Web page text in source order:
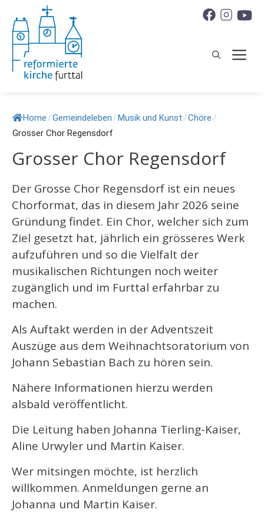
zum
Inhalt
Home /Gemeindeleben /Musik und Kunst /Chöre /
Grosser Chor Regensdorf
Grosser Chor Regensdorf
Der Grosse Chor Regensdorf ist ein neues
Chorformat, das in diesem Jahr 2026 seine
Gründung findet. Ein Chor, welcher sich zum
Ziel gesetzt hat, jährlich ein grösseres Werk
aufzuführen und so die Vielfalt der
musikalischen Richtungen noch weiter
zugänglich und im Furttal erfahrbar zu
machen.
Als Auftakt werden in der Adventszeit
Auszüge aus dem Weihnachtsoratorium von
Johann Sebastian Bach zu hören sein.
Nähere Informationen hierzu werden
alsbald veröffentlicht.
Die Leitung haben Johanna Tierling-Kaiser,
Aline Urwyler und Martin Kaiser.
Wer mitsingen möchte, ist herzlich
willkommen. Anmeldungen gerne an
Johanna und Martin Kaiser.